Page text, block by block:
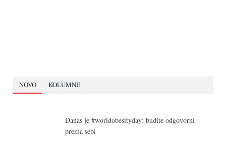
NOVO KOLUMNE
Danas je #worldobesityday: budite odgovorni
prema sebi